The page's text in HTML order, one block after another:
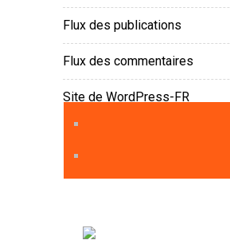
Flux des publications
Flux des commentaires
Site de WordPress-FR